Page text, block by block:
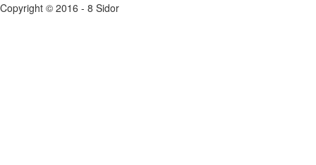
Copyright © 2016 - 8 Sidor